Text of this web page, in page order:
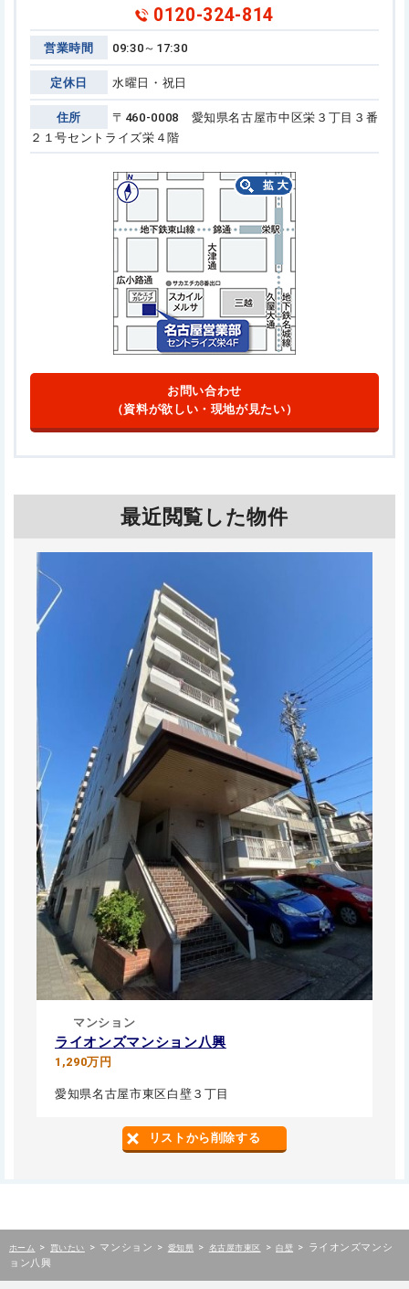
0120-324-814
営業時間 09:30～17:30
定休日 水曜日・祝日
住所
〒460-0008 愛知県名古屋市中区栄３丁目３番
２１号セントライズ栄４階
お問い合わせ
（資料が欲しい・現地が見たい）
最近閲覧した物件
マンション
ライオンズマンション八興
1,290万円
愛知県名古屋市東区白壁３丁目
リストから削除する
ホーム > 買いたい > マンション > 愛知県 > 名古屋市東区 > 白壁 > ライオンズマンシ
ョン八興